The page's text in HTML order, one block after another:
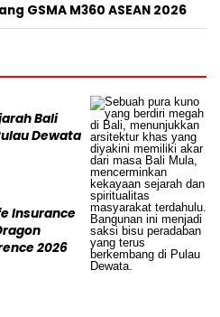
GSMA M360 ASEAN 2026
Bali
Dewata
Insurance
2026